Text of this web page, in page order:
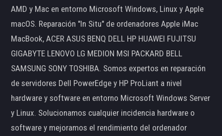
AMD y Mac en entorno Microsoft Windows, Linux y Apple
macOS. Reparación "In Situ" de ordenadores Apple iMac
MacBook, ACER ASUS BENQ DELL HP HUAWEI FUJITSU
GIGABYTE LENOVO LG MEDION MSI PACKARD BELL
SAMSUNG SONY TOSHIBA. Somos expertos en reparación
de servidores Dell PowerEdge y HP ProLiant a nivel
hardware y software en entorno Microsoft Windows Server
y Linux. Solucionamos cualquier incidencia hardware o
software y mejoramos el rendimiento del ordenador